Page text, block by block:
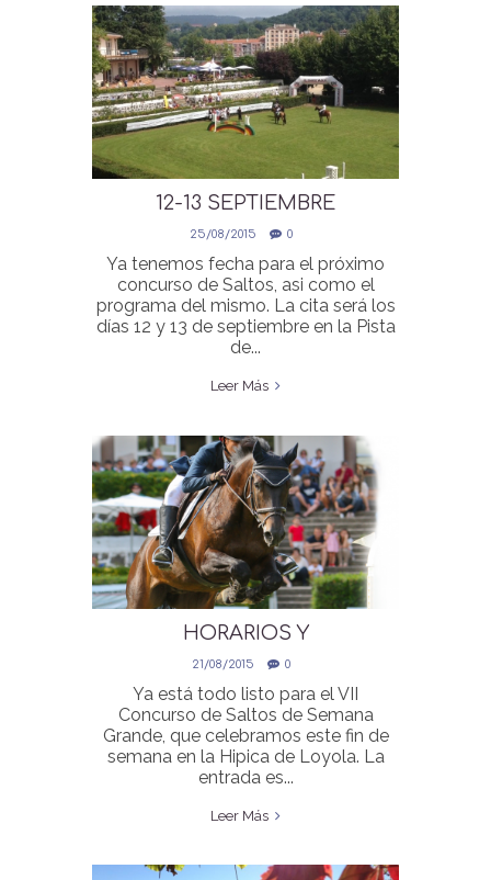
12-13 SEPTIEMBRE
CONCURSO DE SALTOS EN
PISTA HIERBA
25/08/2015 0
Ya tenemos fecha para el próximo
concurso de Saltos, asi como el
programa del mismo. La cita será los
días 12 y 13 de septiembre en la Pista
de...
Leer Más
HORARIOS Y
CLASIFICACIONES
CONCURSO SALTOS SEMANA
GRANDE
21/08/2015 0
Ya está todo listo para el VII
Concurso de Saltos de Semana
Grande, que celebramos este fin de
semana en la Hipica de Loyola. La
entrada es...
Leer Más